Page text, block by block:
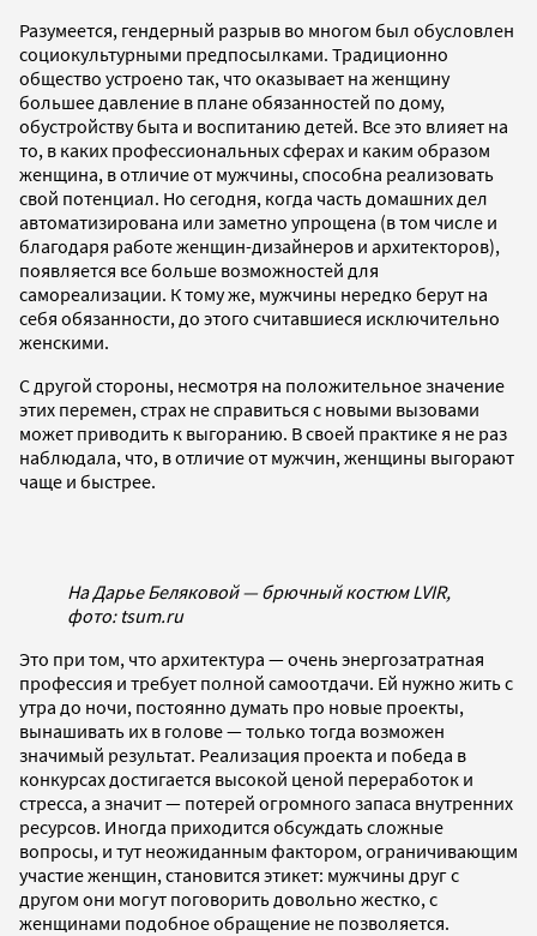
Разумеется, гендерный разрыв во многом был обусловлен
социокультурными предпосылками. Традиционно
общество устроено так, что оказывает на женщину
большее давление в плане обязанностей по дому,
обустройству быта и воспитанию детей. Все это влияет на
то, в каких профессиональных сферах и каким образом
женщина, в отличие от мужчины, способна реализовать
свой потенциал. Но сегодня, когда часть домашних дел
автоматизирована или заметно упрощена (в том числе и
благодаря работе женщин-дизайнеров и архитекторов),
появляется все больше возможностей для
самореализации. К тому же, мужчины нередко берут на
себя обязанности, до этого считавшиеся исключительно
женскими.
С другой стороны, несмотря на положительное значение
этих перемен, страх не справиться с новыми вызовами
может приводить к выгоранию. В своей практике я не раз
наблюдала, что, в отличие от мужчин, женщины выгорают
чаще и быстрее.
На Дарье Беляковой — брючный костюм LVIR,
фото: tsum.ru
Это при том, что архитектура — очень энергозатратная
профессия и требует полной самоотдачи. Ей нужно жить с
утра до ночи, постоянно думать про новые проекты,
вынашивать их в голове — только тогда возможен
значимый результат. Реализация проекта и победа в
конкурсах достигается высокой ценой переработок и
стресса, а значит — потерей огромного запаса внутренних
ресурсов. Иногда приходится обсуждать сложные
вопросы, и тут неожиданным фактором, ограничивающим
участие женщин, становится этикет: мужчины друг с
другом они могут поговорить довольно жестко, с
женщинами подобное обращение не позволяется.